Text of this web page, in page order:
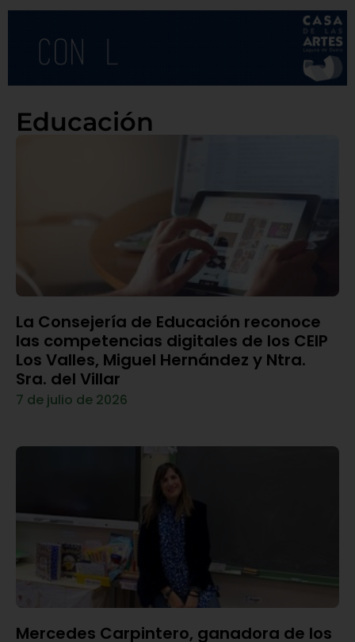
Educación
La Consejería de Educación reconoce
las competencias digitales de los CEIP
Los Valles, Miguel Hernández y Ntra.
Sra. del Villar
7 de julio de 2026
Mercedes Carpintero, ganadora de los